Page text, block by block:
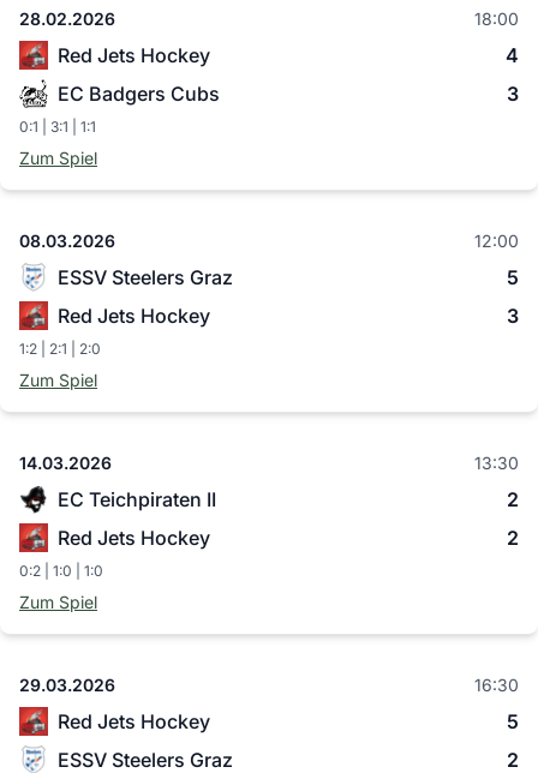
28.02.2026 18:00
Red Jets Hockey
4
EC Badgers Cubs
3
0:1 | 3:1 | 1:1
Zum Spiel
08.03.2026 12:00
ESSV Steelers Graz
5
Red Jets Hockey
3
1:2 | 2:1 | 2:0
Zum Spiel
14.03.2026 13:30
EC Teichpiraten II
2
Red Jets Hockey
2
0:2 | 1:0 | 1:0
Zum Spiel
29.03.2026 16:30
Red Jets Hockey
5
ESSV Steelers Graz
2